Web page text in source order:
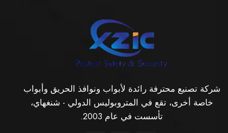
شركة تصنيع محترفة رائدة لأبواب ونوافذ الحريق وأبواب
خاصة أخرى، تقع في المتروبوليس الدولي - شنغهاي،
تأسست في عام 2003.